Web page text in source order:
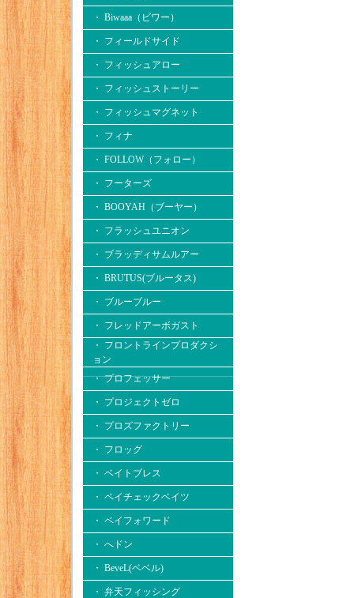
・ Biwaaa（ビワー）
・ フィールドサイド
・ フィッシュアロー
・ フィッシュストーリー
・ フィッシュマグネット
・ フィナ
・ FOLLOW（フォロー）
・ フーターズ
・ BOOYAH（ブーヤー）
・ フラッシュユニオン
・ ブラッディサムルアー
・ BRUTUS(ブルータス)
・ ブルーブルー
・ フレッドアーボガスト
・ フロントラインプロダクシ
ョン
・ プロフェッサー
・ プロジェクトゼロ
・ プロズファクトリー
・ フロッグ
・ ベイトブレス
・ ペイチェックベイツ
・ ペイフォワード
・ へドン
・ BeveL(ベベル)
・ 弁天フィッシング